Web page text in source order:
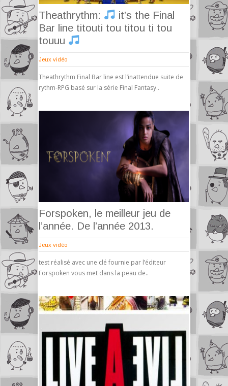
Theathrythm:
it’s the Final
Bar line titouti tou titou ti tou
touuu
Jeux vidéo
Theathrythm Final Bar line est l’inattendue suite de
rythm-RPG basé sur la série Final Fantasy..
Forspoken, le meilleur jeu de
l’année. De l’année 2013.
Jeux vidéo
test réalisé avec une clé fournie par l’éditeur
Forspoken vous met dans la peau de..